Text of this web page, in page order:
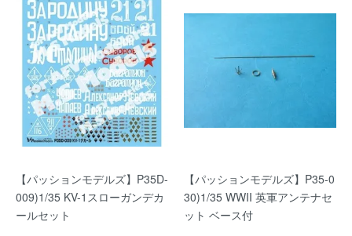
【パッションモデルズ】P35D-
009)1/35 KV-1スローガンデカ
ールセット
【パッションモデルズ】P35-0
30)1/35 WWII 英軍アンテナセ
ット ベース付